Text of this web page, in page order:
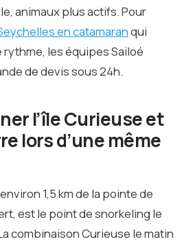
animaux plus actifs. Pour
en catamaranqui
les équipes Sailoé
de devis sous 24h.
l’île Curieuse et
lors d’une même
1,5 km de la pointe de
est le point de snorkeling le
combinaison Curieuse le matin